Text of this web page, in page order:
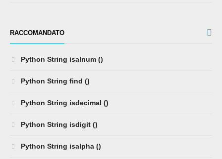
RACCOMANDATO
Python String isalnum ()
Python String find ()
Python String isdecimal ()
Python String isdigit ()
Python String isalpha ()